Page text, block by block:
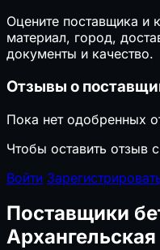
Оцените поставщика и
материал, город,
документы и качество.
Отзывы о
Пока нет одобренных
Чтобы оставить отзыв
Войти
Поставщики